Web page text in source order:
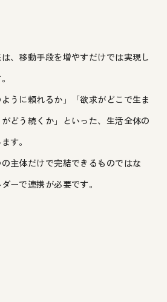
、移動手段を増やすだけでは実現し
うに頼れるか」「欲求がどこで生ま
どう続くか」といった、生活全体の
す。
主体だけで完結できるものではな
ーで連携が必要です。